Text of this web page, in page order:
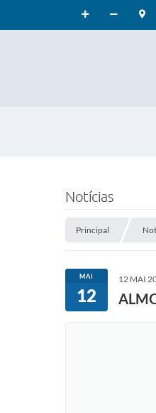
Notícias
Principal
MAI
12
12 MAI